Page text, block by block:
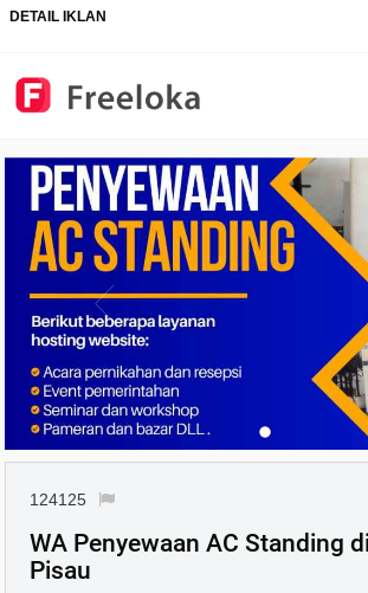
DETAIL IKLAN
124125
WA Penyewaan AC Standing
Pisau